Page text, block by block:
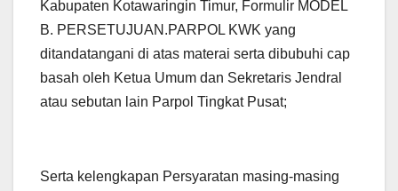
Kabupaten Kotawaringin Timur, Formulir MODEL
B. PERSETUJUAN.PARPOL KWK yang
ditandatangani di atas materai serta dibubuhi cap
basah oleh Ketua Umum dan Sekretaris Jendral
atau sebutan lain Parpol Tingkat Pusat;
Serta kelengkapan Persyaratan masing-masing